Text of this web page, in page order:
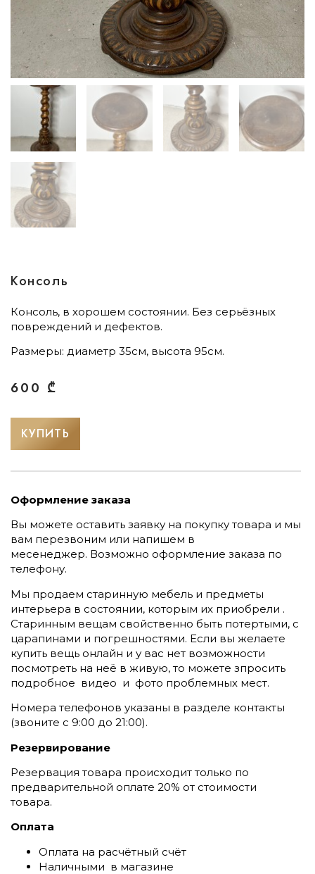
Консоль
Консоль, в хорошем состоянии. Без серьёзных
повреждений и дефектов.
Размеры: диаметр 35см, высота 95см.
600 ₾
КУПИТЬ
Оформление заказа
Вы можете оставить заявку на покупку товара и мы
вам перезвоним или напишем в
месенеджер. Возможно оформление заказа по
телефону.
Мы продаем старинную мебель и предметы
интерьера в состоянии, которым их приобрели .
Старинным вещам свойственно быть потертыми, с
царапинами и погрешностями. Если вы желаете
купить вещь онлайн и у вас нет возможности
посмотреть на неё в живую, то можете зпросить
подробное видео и фото проблемных мест.
Номера телефонов указаны в разделе контакты
(звоните c 9:00 до 21:00).
Резервирование
Резервация товара происходит только по
предварительной оплате 20% от стоимости
товара.
Оплата
Оплата на расчётный счёт
Наличными в магазине